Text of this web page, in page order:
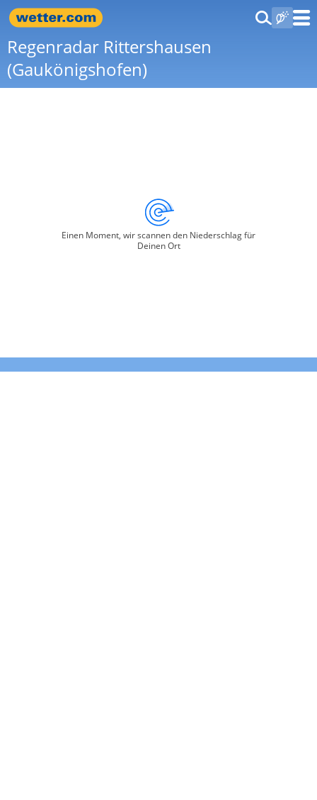
Regenradar Rittershausen
(Gaukönigshofen)
Einen Moment, wir scannen den Niederschlag für
Deinen Ort